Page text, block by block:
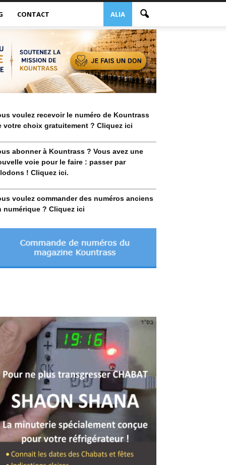
ALIA
CONTACT
voulez recevoir le numéro de Kountrass
votre choix gratuitement ? Cliquez ici
abonner à Kountrass ? Vous avez une
voie pour le faire : passer par
! Cliquez ici.
voulez commander des numéros anciens
numérique ? Cliquez ici